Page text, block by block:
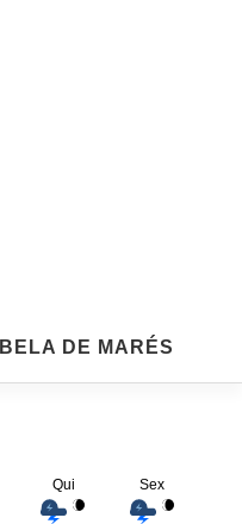
DE MARÉS
Qui Sex